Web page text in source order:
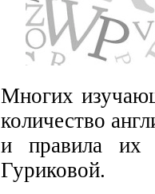
Многих
количество
и правила их
Гуриковой.